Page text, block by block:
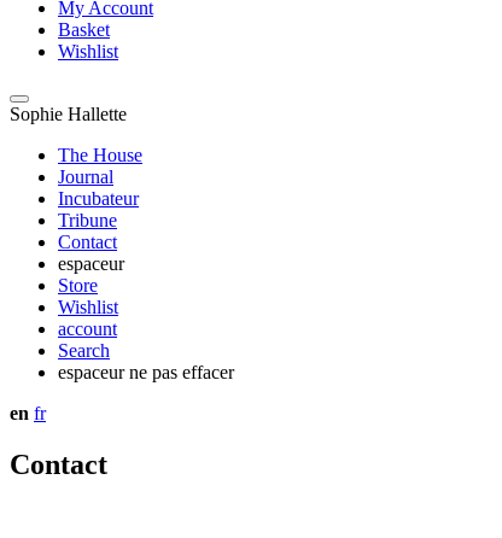
My Account
Basket
Wishlist
Sophie Hallette
The House
Journal
Incubateur
Tribune
Contact
espaceur
Store
Wishlist
account
Search
espaceur ne pas effacer
en fr
Contact